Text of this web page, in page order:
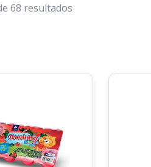
68 resultados